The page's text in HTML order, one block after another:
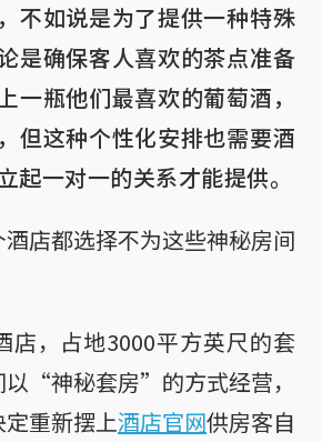
不如说是为了提供一种特殊
是确保客人喜欢的茶点准备
一瓶他们最喜欢的葡萄酒，
但这种个性化安排也需要酒
起一对一的关系才能提供。
店都选择不为这些神秘房间
店，占地3000平方英尺的套
以“神秘套房”的方式经营，
重新摆上酒店官网供房客自